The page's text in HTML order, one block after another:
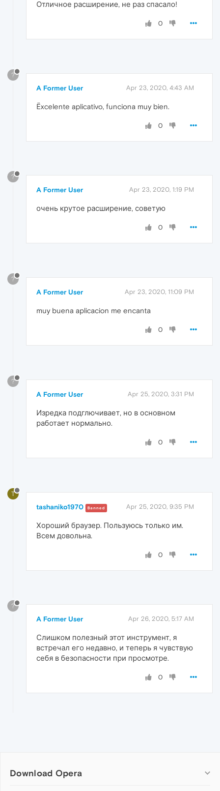
Отличное расширение, не раз спасало!
0
?
A Former User Apr 23, 2020, 4:43 AM
Ëxcelente aplicativo, funciona muy bien.
0
?
A Former User Apr 23, 2020, 1:19 PM
очень крутое расширение, советую
0
?
A Former User Apr 23, 2020, 11:09 PM
muy buena aplicacion me encanta
0
?
A Former User Apr 25, 2020, 3:31 PM
Изредка подглючивает, но в основном
работает нормально.
0
T
tashaniko1970 Banned Apr 25, 2020, 9:35 PM
Хороший браузер. Пользуюсь только им.
Всем довольна.
0
?
A Former User Apr 26, 2020, 5:17 AM
Слишком полезный этот инструмент, я
встречал его недавно, и теперь я чувствую
себя в безопасности при просмотре.
0
Download Opera